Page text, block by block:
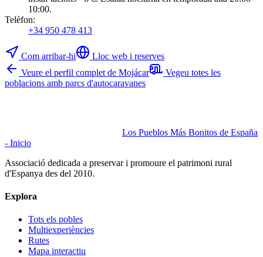
10:00.
Telèfon:
+34 950 478 413
Com arribar-hi
Lloc web i reserves
Veure el perfil complet de Mojácar
Vegeu totes les
poblacions amb parcs d'autocaravanes
Los Pueblos Más Bonitos de España
- Inicio
Associació dedicada a preservar i promoure el patrimoni rural
d'Espanya des del 2010.
Explora
Tots els pobles
Multiexperiències
Rutes
Mapa interactiu